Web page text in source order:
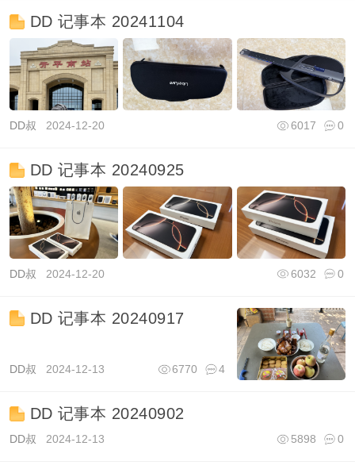
DD 记事本 20241104
DD叔 2024-12-20 0
6017
DD 记事本 20240925
DD叔 2024-12-20 0
6032
DD 记事本 20240917
DD叔 2024-12-13 4
6770
DD 记事本 20240902
DD叔 2024-12-13 0
5898